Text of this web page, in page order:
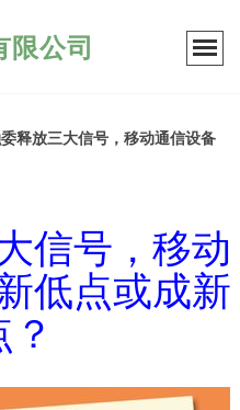
限公司
释放三大信号，移动通信设备
信号，移动
低点或成新